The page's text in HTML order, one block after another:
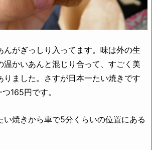
がぎっしり入ってます。味は外の生
温かいあんと混じり合って、すごく美
りました。さすが日本一たい焼きです
165円です。
焼きから車で5分くらいの位置にある